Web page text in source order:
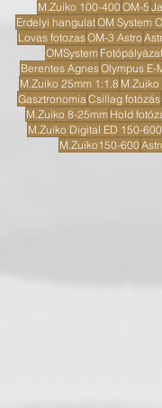
M.Zuiko 100-400OM-5
Erdelyi hangulatOM System
Lovas fotozasOM-3 Astro
OMSystem Fotópályázat
Berentes AgnesOlympus E-
M.Zuiko 25mm 1:1.8
Gasztronomia Csillag fotózás
M.Zuiko 8-25mm Hold
M.Zuiko Digital ED 150-
M.Zuiko150-600